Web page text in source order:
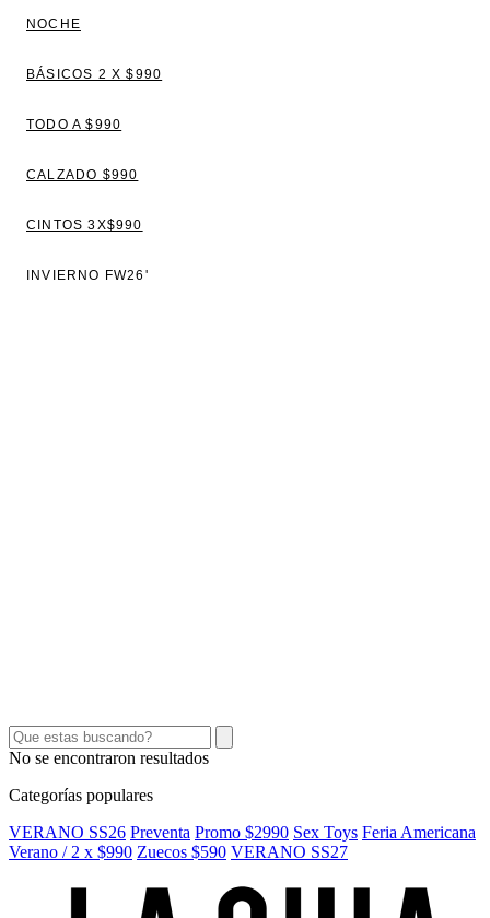
NOCHE
BÁSICOS 2 X $990
TODO A $990
CALZADO $990
CINTOS 3X$990
INVIERNO FW26'
No se encontraron resultados
Categorías populares
VERANO SS26 Preventa Promo $2990 Sex Toys Feria Americana
Verano / 2 x $990 Zuecos $590 VERANO SS27